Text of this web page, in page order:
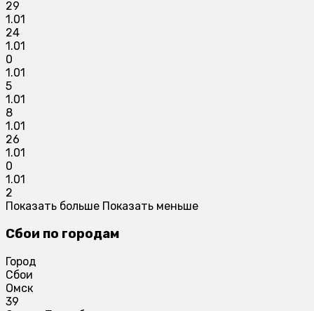
29
1.01
24
1.01
0
1.01
5
1.01
8
1.01
26
1.01
0
1.01
2
Показать больше Показать меньше
Сбои по городам
Город
Сбои
Омск
39